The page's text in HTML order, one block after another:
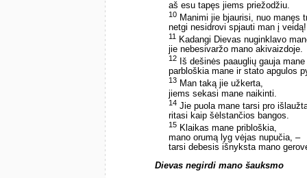
aš esu tapęs jiems priežodžiu.
10 Manimi jie bjaurisi, nuo manęs
netgi nesidrovi spjauti man į veidą!
11
Kadangi Dievas nuginklavo
jie nebesivaržo mano akivaizdoje.
12 Iš dešinės paauglių gauja
parbloškia mane ir stato apgulos
13 Man taką jie užkerta,
jiems sekasi mane naikinti.
14 Jie puola mane tarsi pro
ritasi kaip šėlstančios bangos.
15 Klaikas mane pribloškia,
mano orumą lyg vėjas nupučia, –
tarsi debesis išnyksta mano
Dievas negirdi mano šauksmo